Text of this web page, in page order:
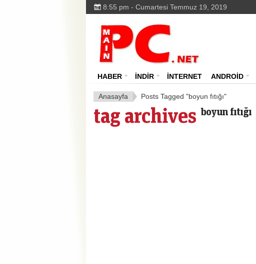
8:55 pm - Cumartesi Temmuz 19, 2019
HABER İNDİR İNTERNET ANDROİD
Anasayfa Posts Tagged "boyun fıtığı"
tag archives boyun fıtığı